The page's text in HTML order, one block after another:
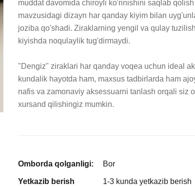
muddat davomida chiroyli ko'rinishini saqlab
mavzusidagi dizayn har qanday kiyim bilan
joziba qo'shadi. Ziraklarning yengil va qulay
kiyishda noqulaylik tug'dirmaydi.
"Dengiz" ziraklari har qanday voqea uchun ideal
kundalik hayotda ham, maxsus tadbirlarda ham
nafis va zamonaviy aksessuarni tanlash orqali siz
xursand qilishingiz mumkin.
Omborda qolganligi: Bor
Yetkazib berish
1-3 kunda yetkazib berish